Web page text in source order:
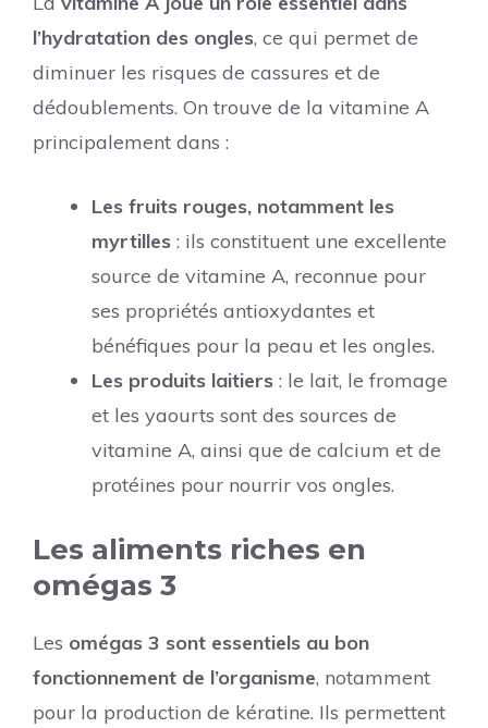
l’hydratation des ongles, ce qui permet de
diminuer les risques de cassures et de
dédoublements. On trouve de la vitamine A
principalement dans :
Les fruits rouges, notamment les
myrtilles : ils constituent une excellente
source de vitamine A, reconnue pour
ses propriétés antioxydantes et
bénéfiques pour la peau et les ongles.
Les produits laitiers : le lait, le fromage
et les yaourts sont des sources de
vitamine A, ainsi que de calcium et de
protéines pour nourrir vos ongles.
Les aliments riches en
omégas 3
Les omégas 3 sont essentiels au bon
fonctionnement de l’organisme, notamment
pour la production de kératine. Ils permettent